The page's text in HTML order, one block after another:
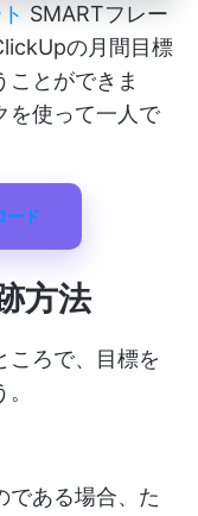
SMARTフレー
の月間目標
ことができま
を使って一人で
ード
方法
ころで、目標を
である場合、た